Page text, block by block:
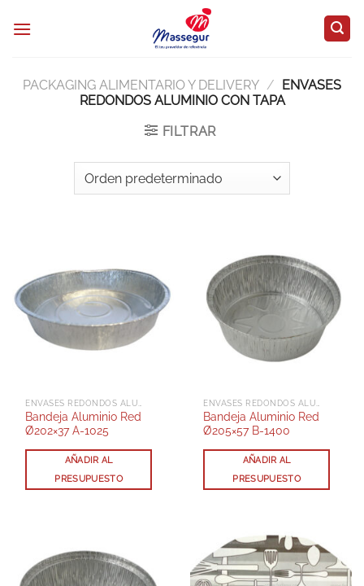
PACKAGING ALIMENTARIO Y DELIVERY / ENVASES
REDONDOS ALUMINIO CON TAPA
FILTRAR
Bandeja Aluminio Red
Ø202×37 A-1025
AÑADIR AL
PRESUPUESTO
Bandeja Aluminio Red
Ø205×57 B-1400
AÑADIR AL
PRESUPUESTO